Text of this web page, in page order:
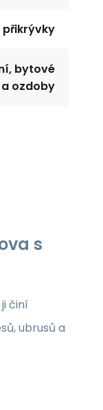
přikrývky
bytové
ozdoby
s
činí
ubrusů a